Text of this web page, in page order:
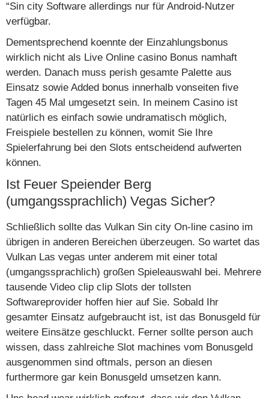
“Sin city Software allerdings nur für Android-Nutzer
verfügbar.
Dementsprechend koennte der Einzahlungsbonus
wirklich nicht als Live Online casino Bonus namhaft
werden. Danach muss perish gesamte Palette aus
Einsatz sowie Added bonus innerhalb vonseiten five
Tagen 45 Mal umgesetzt sein. In meinem Casino ist
natürlich es einfach sowie undramatisch möglich,
Freispiele bestellen zu können, womit Sie Ihre
Spielerfahrung bei den Slots entscheidend aufwerten
können.
Ist Feuer Speiender Berg
(umgangssprachlich) Vegas Sicher?
Schließlich sollte das Vulkan Sin city On-line casino im
übrigen in anderen Bereichen überzeugen. So wartet das
Vulkan Las vegas unter anderem mit einer total
(umgangssprachlich) großen Spieleauswahl bei. Mehrere
tausende Video clip clip Slots der tollsten
Softwareprovider hoffen hier auf Sie. Sobald Ihr
gesamter Einsatz aufgebraucht ist, ist das Bonusgeld für
weitere Einsätze geschluckt. Ferner sollte person auch
wissen, dass zahlreiche Slot machines vom Bonusgeld
ausgenommen sind oftmals, person an diesen
furthermore gar kein Bonusgeld umsetzen kann.